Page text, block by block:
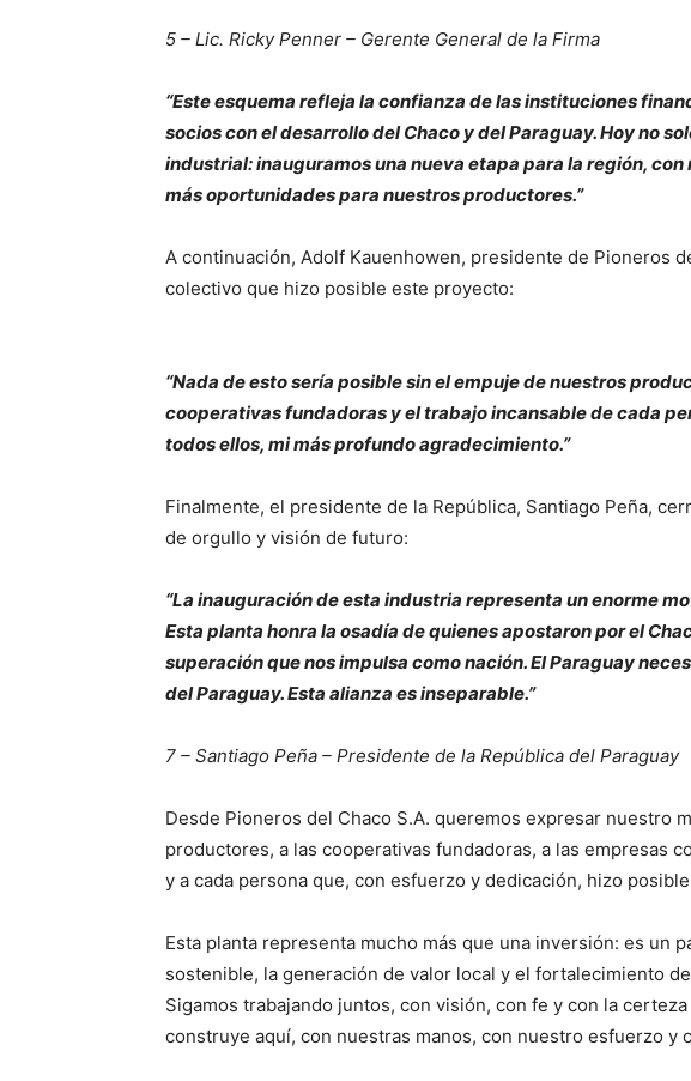
5 – Lic. Ricky Penner – Gerente General de la Firma
“Este esquema refleja la confianza de las instituciones
socios con el desarrollo del Chaco y del Paraguay. Hoy no
industrial: inauguramos una nueva etapa para la región,
más oportunidades para nuestros productores.”
A continuación, Adolf Kauenhowen, presidente de Pioneros
colectivo que hizo posible este proyecto:
“Nada de esto sería posible sin el empuje de nuestros
cooperativas fundadoras y el trabajo incansable de cada
todos ellos, mi más profundo agradecimiento.”
Finalmente, el presidente de la República, Santiago Peña,
de orgullo y visión de futuro:
“La inauguración de esta industria representa un enorme
Esta planta honra la osadía de quienes apostaron por el
superación que nos impulsa como nación. El Paraguay
del Paraguay. Esta alianza es inseparable.”
7 – Santiago Peña – Presidente de la República del Paraguay
Desde Pioneros del Chaco S.A. queremos expresar nuestro
productores, a las cooperativas fundadoras, a las empresas
y a cada persona que, con esfuerzo y dedicación, hizo
Esta planta representa mucho más que una inversión: es un
sostenible, la generación de valor local y el fortalecimiento
Sigamos trabajando juntos, con visión, con fe y con la
construye aquí, con nuestras manos, con nuestro esfuerzo y